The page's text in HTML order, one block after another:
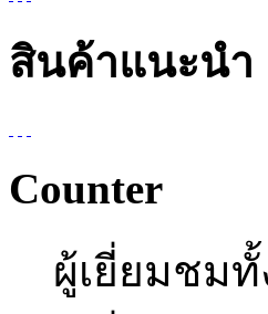
สินค้าแนะนำ
Counter
ผู้เยี่ยมชม